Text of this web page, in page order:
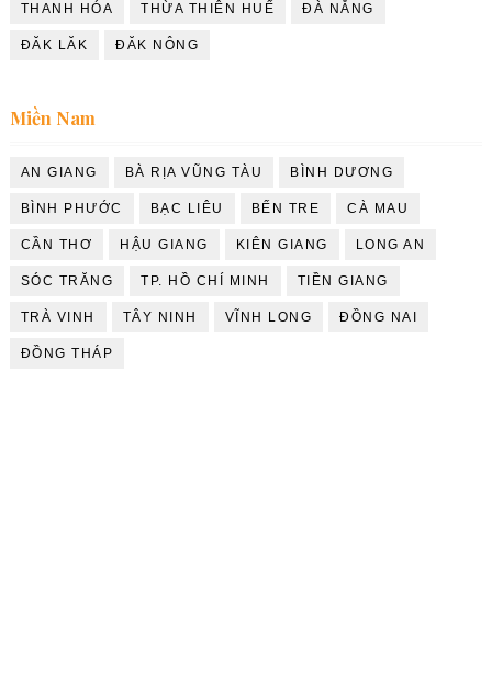
THANH HÓA THỪA THIÊN HUẾ ĐÀ NẴNG
ĐĂK LĂK ĐĂK NÔNG
Miền Nam
AN GIANG BÀ RỊA VŨNG TÀU BÌNH DƯƠNG
BÌNH PHƯỚC BẠC LIÊU BẾN TRE CÀ MAU
CẦN THƠ HẬU GIANG KIÊN GIANG LONG AN
SÓC TRĂNG TP. HỒ CHÍ MINH TIỀN GIANG
TRÀ VINH TÂY NINH VĨNH LONG ĐỒNG NAI
ĐỒNG THÁP